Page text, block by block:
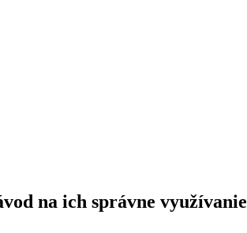
na ich správne využívanie